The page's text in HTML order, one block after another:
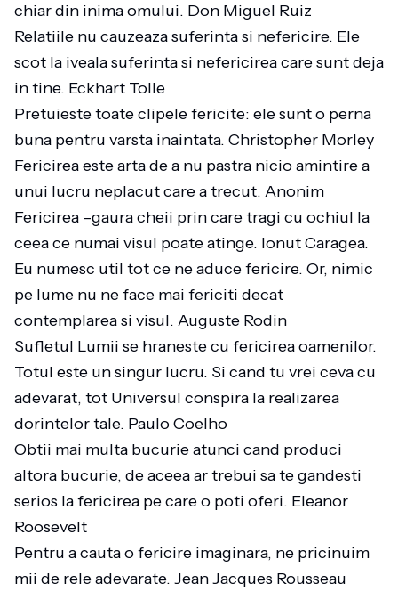
chiar din inima omului. Don Miguel Ruiz
Relatiile nu cauzeaza suferinta si nefericire. Ele
scot la iveala suferinta si nefericirea care sunt deja
in tine. Eckhart Tolle
Pretuieste toate clipele fericite: ele sunt o perna
buna pentru varsta inaintata. Christopher Morley
Fericirea este arta de a nu pastra nicio amintire a
unui lucru neplacut care a trecut. Anonim
Fericirea –gaura cheii prin care tragi cu ochiul la
ceea ce numai visul poate atinge. Ionut Caragea.
Eu numesc util tot ce ne aduce fericire. Or, nimic
pe lume nu ne face mai fericiti decat
contemplarea si visul. Auguste Rodin
Sufletul Lumii se hraneste cu fericirea oamenilor.
Totul este un singur lucru. Si cand tu vrei ceva cu
adevarat, tot Universul conspira la realizarea
dorintelor tale. Paulo Coelho
Obtii mai multa bucurie atunci cand produci
altora bucurie, de aceea ar trebui sa te gandesti
serios la fericirea pe care o poti oferi. Eleanor
Roosevelt
Pentru a cauta o fericire imaginara, ne pricinuim
mii de rele adevarate. Jean Jacques Rousseau